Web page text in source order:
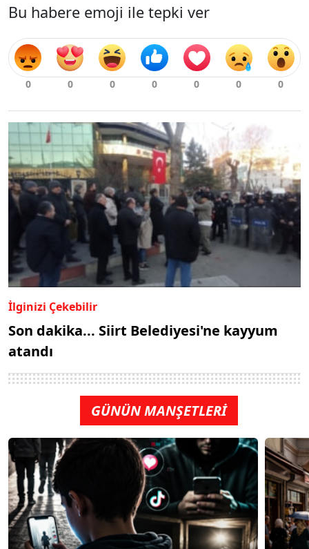
Bu habere emoji ile tepki ver
İlginizi Çekebilir
Son dakika... Siirt Belediyesi'ne kayyum
atandı
GÜNÜN MANŞETLERİ